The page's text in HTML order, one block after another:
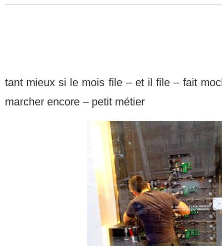
tant mieux si le mois file – et il file – fait
marcher encore – petit métier